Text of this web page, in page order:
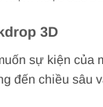
3D
sự kiện của
đến chiều sâu